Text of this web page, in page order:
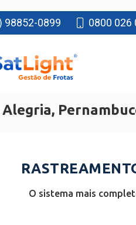
98852-0899 0800 026
Alegria,
O sistema mais